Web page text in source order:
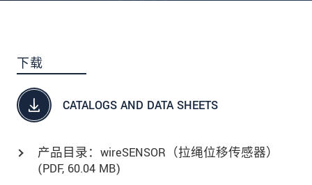
下载
CATALOGS AND DATA SHEETS
产品目录：wireSENSOR（拉绳位移传感器）
(PDF, 60.04 MB)